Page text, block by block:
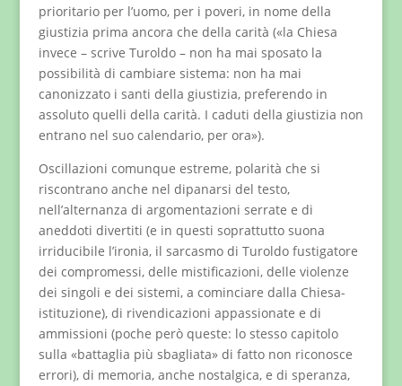
prioritario per l’uomo, per i poveri, in nome della
giustizia prima ancora che della carità («la Chiesa
invece – scrive Turoldo – non ha mai sposato la
possibilità di cambiare sistema: non ha mai
canonizzato i santi della giustizia, preferendo in
assoluto quelli della carità. I caduti della giustizia non
entrano nel suo calendario, per ora»).
Oscillazioni comunque estreme, polarità che si
riscontrano anche nel dipanarsi del testo,
nell’alternanza di argomentazioni serrate e di
aneddoti divertiti (e in questi soprattutto suona
irriducibile l’ironia, il sarcasmo di Turoldo fustigatore
dei compromessi, delle mistificazioni, delle violenze
dei singoli e dei sistemi, a cominciare dalla Chiesa-
istituzione), di rivendicazioni appassionate e di
ammissioni (poche però queste: lo stesso capitolo
sulla «battaglia più sbagliata» di fatto non riconosce
errori), di memoria, anche nostalgica, e di speranza,